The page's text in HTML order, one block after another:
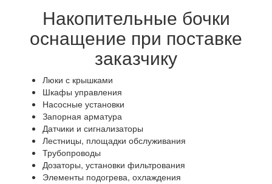
Накопительные бочки
оснащение при поставке
заказчику
Люки с крышками
Шкафы управления
Насосные установки
Запорная арматура
Датчики и сигнализаторы
Лестницы, площадки обслуживания
Трубопроводы
Дозаторы, установки фильтрования
Элементы подогрева, охлаждения